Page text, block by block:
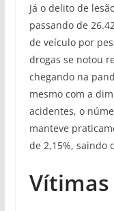
Já o delito de
passando de
de veículo por
drogas se notou
chegando na
mesmo com a
acidentes, o
manteve
de 2,15%, saindo
Vítimas